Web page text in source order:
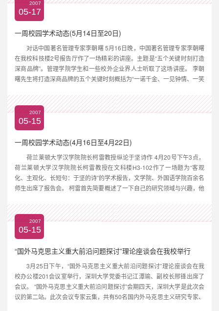
2007
05-17
一周校园学术动态(5月14日至20日)
对话中国著名管理专家李朝曙 5月16日晚，中国著名管理专家李朝曙
在我校科技楼2号报告厅作了一场精彩的讲座。主题是“五个关键时刻打造
深商品牌”。管理学院学生和一些校外企业界人士听取了这场讲座。 李朝
曙先生将打造深商品牌的五个关键时刻概括为“一诺千金、一见钟情、一笑
《乾卦》中的五个阶段：潜龙勿用；见龙在田；或...
2007
05-15
一周校园学术动态(4月16日至4月22日)
荷兰莱顿大学汉学院院长柯雷教授纵论于坚诗作 4月20号下午3点，
荷兰莱顿大学汉学院院长柯雷教授在文科楼H3-102作了一场题为“客观
化、主观化、长短句：于坚的诗”的学术报告，文学院、外国语学院百余名
师生出席了报告会。 柯雷首先简要概述了一下自己的研究领域与兴趣，他
中，于坚和他的诗歌具有重要意义，他从著作与接受、...
2007
05-15
“国外马克思主义重大前沿问题探讨”理论座谈会在我校举行
3月25日下午，“国外马克思主义重大前沿问题探讨”理论座谈会在我
校办公楼201会议室举行，深圳大学党委书记江潭瑜、副校长邢锋出席了
会议。 “国外马克思主义重大前沿问题探讨”会期四天，深圳大学是此次会
议的第二站。此次会议专家云集，共有50名国内外马克思主义研究专家、